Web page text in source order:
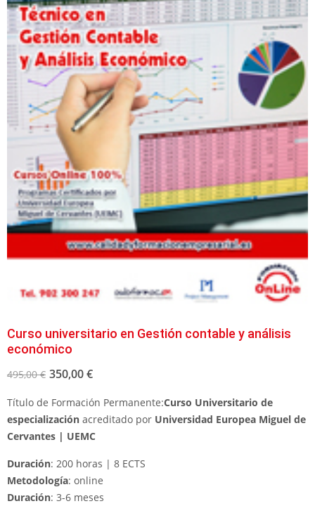
Curso universitario en Gestión contable y análisis
económico
495,00€ 350,00€
Título de Formación Permanente:Curso Universitario de
especialización acreditado por Universidad Europea Miguel de
Cervantes | UEMC
Duración: 200 horas | 8 ECTS
Metodología: online
Duración: 3-6 meses